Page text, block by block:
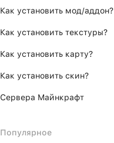
Как установить мод/аддон?
Как установить текстуры?
Как установить карту?
Как установить скин?
Сервера Майнкрафт
Популярное